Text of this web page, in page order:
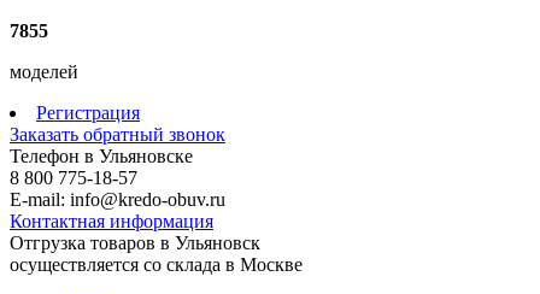
7855
моделей
Регистрация
Заказать обратный звонок
Телефон в Ульяновске
8 800 775-18-57
E-mail: info@kredo-obuv.ru
Контактная информация
Отгрузка товаров в Ульяновск
осуществляется со склада в Москве